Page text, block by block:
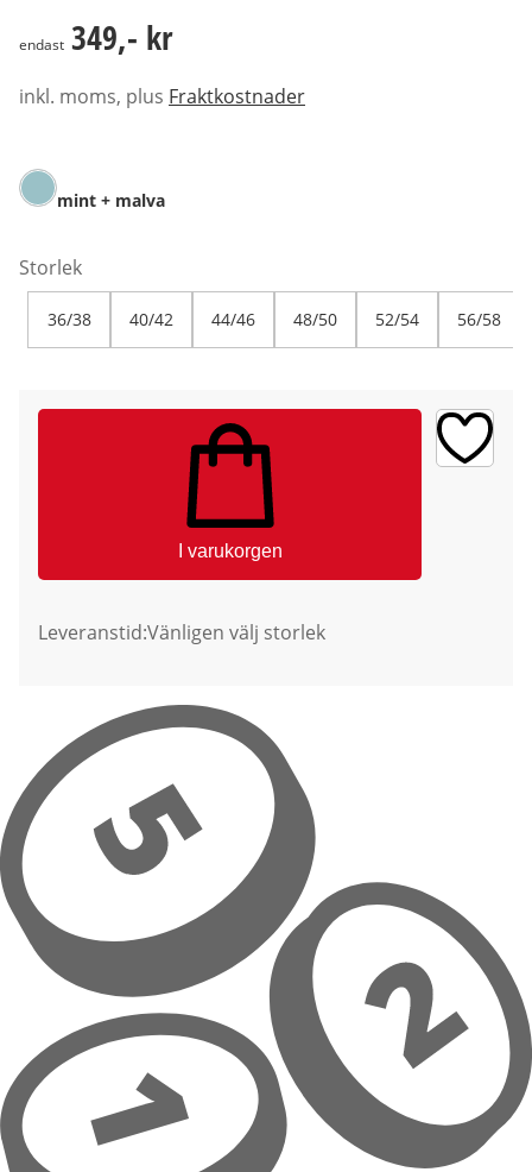
349,- kr
endast 349,- kr
inkl. moms, plus Fraktkostnader
mint + malva
Storlek
36/38 40/42 44/46 48/50 52/54 56/58
I varukorgen
Leveranstid:Vänligen välj storlek